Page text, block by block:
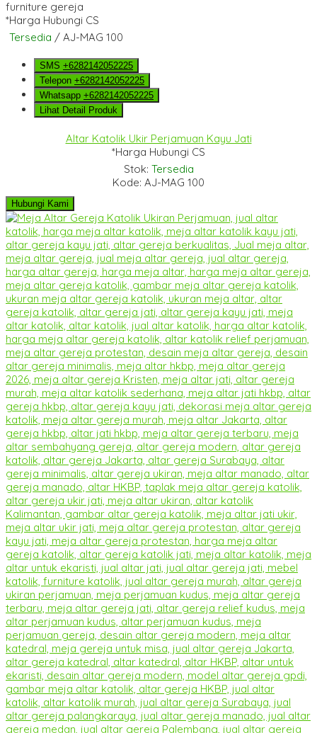
*Harga Hubungi CS
Tersedia / AJ-MAG 100
SMS +6282142052225
Telepon +6282142052225
Whatsapp +6282142052225
Lihat Detail Produk
Altar Katolik Ukir Perjamuan Kayu Jati
*Harga Hubungi CS
Stok: Tersedia
Kode: AJ-MAG 100
Hubungi Kami